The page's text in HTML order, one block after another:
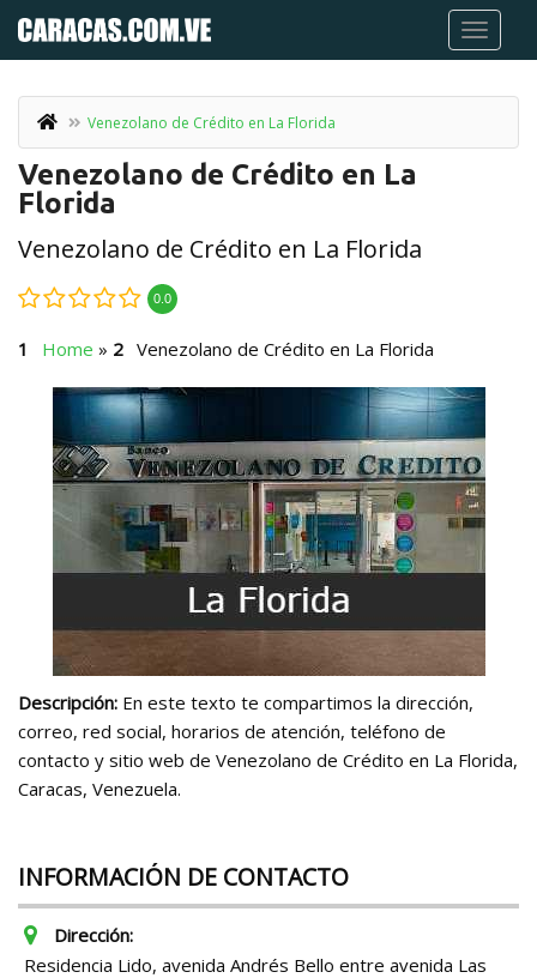
Venezolano de Crédito en La Florida
Venezolano de Crédito en La
Florida
Venezolano de Crédito en La Florida
0.0
Home » Venezolano de Crédito en La Florida
Descripción: En este texto te compartimos la dirección,
correo, red social, horarios de atención, teléfono de
contacto y sitio web de Venezolano de Crédito en La Florida,
Caracas, Venezuela.
INFORMACIÓN DE CONTACTO
Dirección:
Residencia Lido, avenida Andrés Bello entre avenida Las